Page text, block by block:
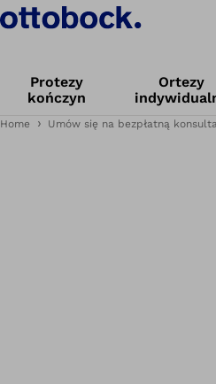
Protezy
kończyn
Ortezy
Home Umów się na bezpłatną